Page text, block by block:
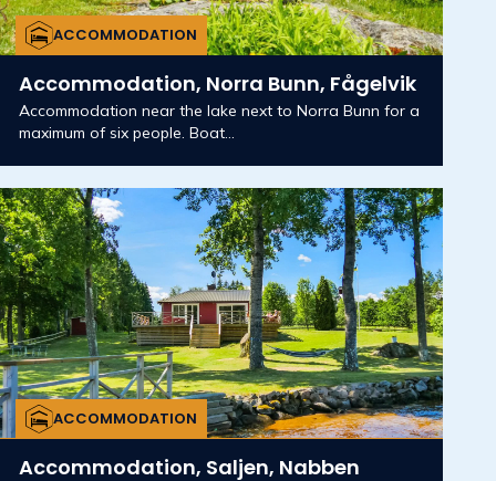
ACCOMMODATION
Accommodation, Norra Bunn, Fågelvik
Accommodation near the lake next to Norra Bunn for a
maximum of six people. Boat...
ACCOMMODATION
Accommodation, Saljen, Nabben